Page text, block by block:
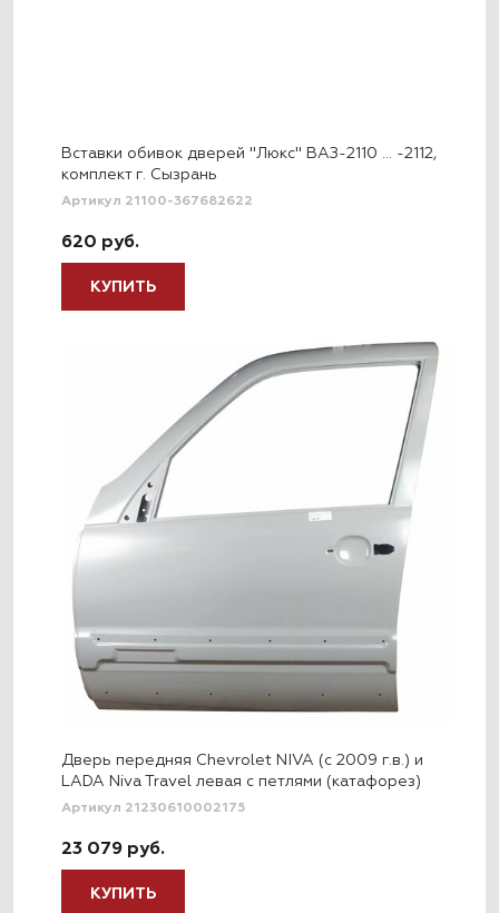
Вставки обивок дверей "Люкс" ВАЗ-2110 … -2112,
комплект г. Сызрань
Артикул 21100-367682622
620 руб.
КУПИТЬ
Дверь передняя Chevrolet NIVA (с 2009 г.в.) и
LADA Niva Travel левая с петлями (катафорез)
Артикул 21230610002175
23 079 руб.
КУПИТЬ